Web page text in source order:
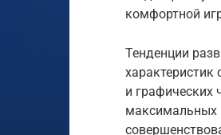
комфортной
Тенденции
характеристик
и графических
максимальных